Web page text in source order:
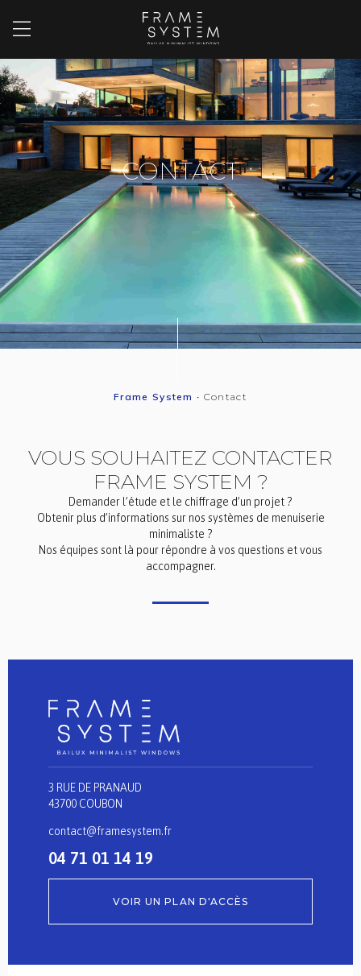
CONTACT
Frame System • Contact
VOUS SOUHAITEZ CONTACTER
FRAME SYSTEM ?
Demander l’étude et le chiffrage d’un projet ?
Obtenir plus d’informations sur nos systèmes de menuiserie
minimaliste ?
Nos équipes sont là pour répondre à vos questions et vous
accompagner.
3 RUE DE PRANAUD
43700 COUBON
contact@framesystem.fr
04 71 01 14 19
VOIR UN PLAN D'ACCÈS